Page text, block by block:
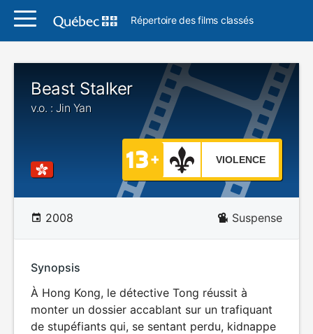
Répertoire des films classés
Beast Stalker
v.o. : Jin Yan
VIOLENCE
2008 Suspense
Synopsis
À Hong Kong, le détective Tong réussit à
monter un dossier accablant sur un trafiquant
de stupéfiants qui, se sentant perdu, kidnappe